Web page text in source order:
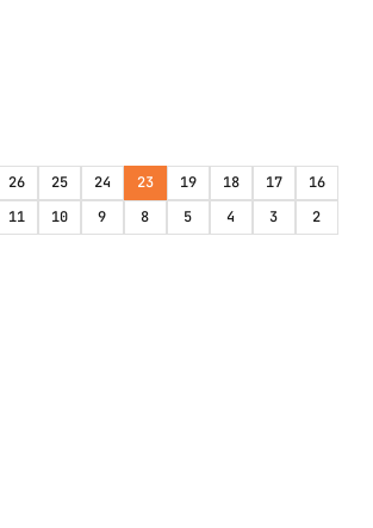
26 25 24 23 19 18 17
16
11 10 9 8 5 4 3
2